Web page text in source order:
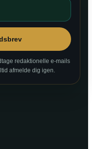
redaktionelle e-mails
afmelde dig igen.